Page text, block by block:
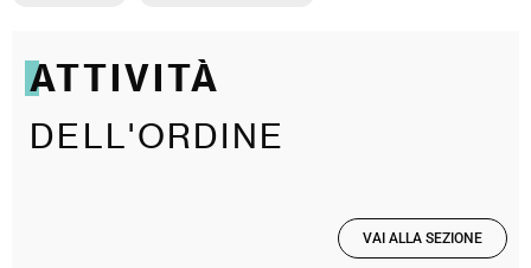
ATTIVITÀ
DELL'ORDINE
VAI ALLA SEZIONE